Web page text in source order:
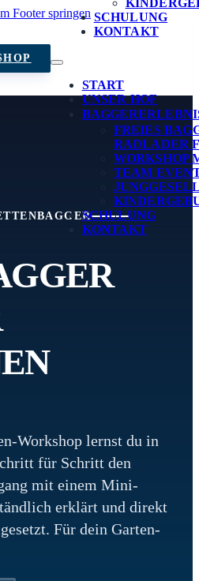
Footer springen SCHULUNG
KONTAKT
START
UNSER HOF
FREIES
RADLADER
WORKSHOP
TEAM
SCHULUNG
KONTAKT
Workshop lernst du in
für Schritt den
mit einem Mini-
erklärt und direkt
Für dein Garten-